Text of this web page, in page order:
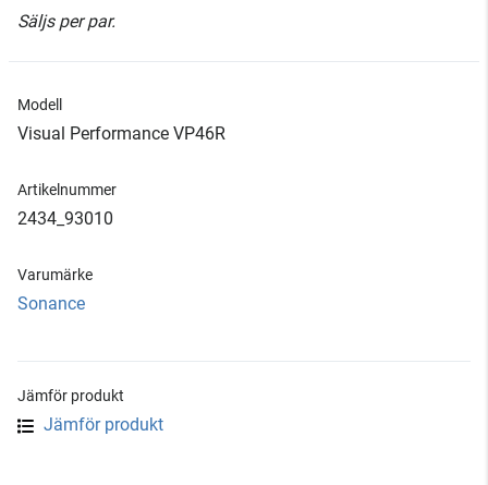
Säljs per par.
Modell
Visual Performance VP46R
Artikelnummer
2434_93010
Varumärke
Sonance
Jämför produkt
Jämför produkt